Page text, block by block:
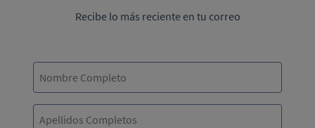
Recibe lo más reciente en tu correo